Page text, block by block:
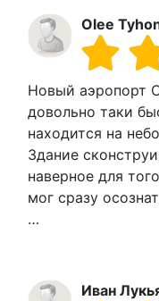
Olee
Новый аэропорт
довольно таки
находится на
Здание
наверное для
мог сразу
…
Иван